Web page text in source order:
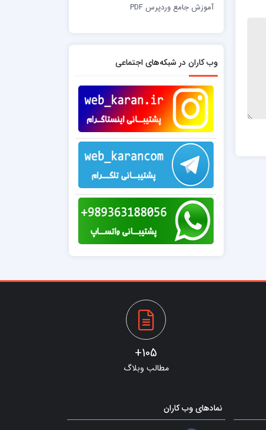
آموزش جامع وردپرس PDF
وب کاران در شبکه‌های اجتماعی
105+
مطالب وبلاگ
نمادهای وب کاران